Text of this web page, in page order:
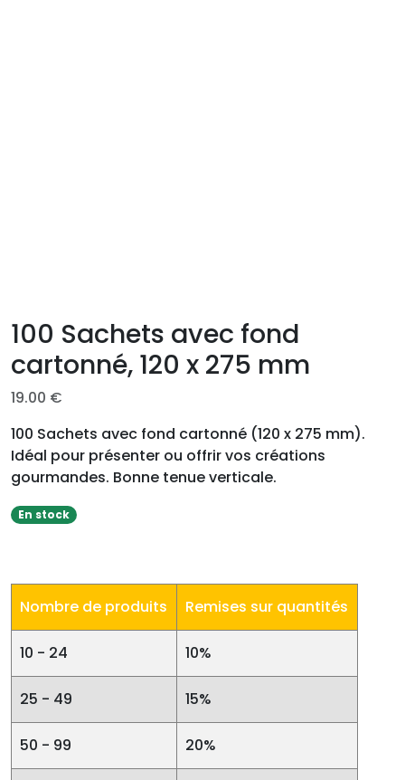
100 Sachets avec fond
cartonné, 120 x 275 mm
19.00 €
100 Sachets avec fond cartonné (120 x 275 mm).
Idéal pour présenter ou offrir vos créations
gourmandes. Bonne tenue verticale.
En stock
Nombre de produits Remises sur quantités
10 - 24 10%
25 - 49 15%
50 - 99 20%